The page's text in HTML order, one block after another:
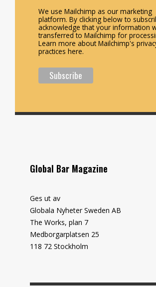
We use Mailchimp as our marketing
platform. By clicking below to
acknowledge that your information
transferred to Mailchimp for
Learn more about Mailchimp's
practices here.
Global Bar Magazine
Ges ut av
Globala Nyheter Sweden AB
The Works, plan 7
Medborgarplatsen 25
118 72 Stockholm